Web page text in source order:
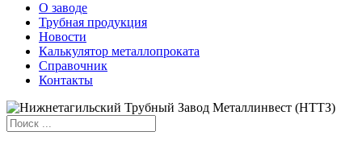
О заводе
Трубная продукция
Новости
Калькулятор металлопроката
Справочник
Контакты